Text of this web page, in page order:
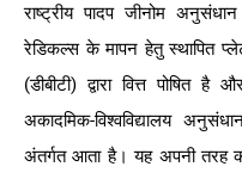
राष्ट्रीय पादप जीनोम
रेडिकल्स के मापन हेतु स्थापित
(डीबीटी) द्वारा वित्त
अकादमिक-विश्वविद्यालय
अंतर्गत आता है। यह अपनी तरह